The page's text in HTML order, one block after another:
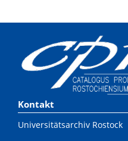
Kontakt
Universitätsarchiv Rostock